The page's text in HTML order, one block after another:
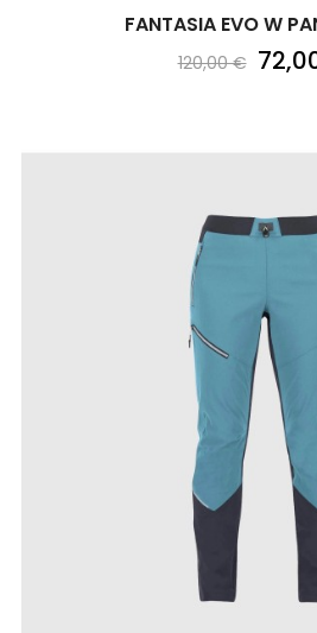
FANTASIA EVO W
120,00 €